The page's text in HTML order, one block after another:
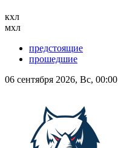
кхл
мхл
предстоящие
прошедшие
06 сентября 2026, Вс, 00:00